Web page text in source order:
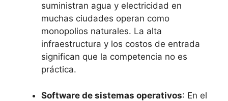
suministran agua y electricidad en‍
muchas ciudades operan como
monopolios naturales. La alta
infraestructura⁢ y los‍ costos de entrada
significan que la competencia no ⁤es
práctica.
Software de⁢ sistemas operativos: En ​el